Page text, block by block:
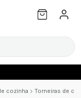
cozinha Torneiras de